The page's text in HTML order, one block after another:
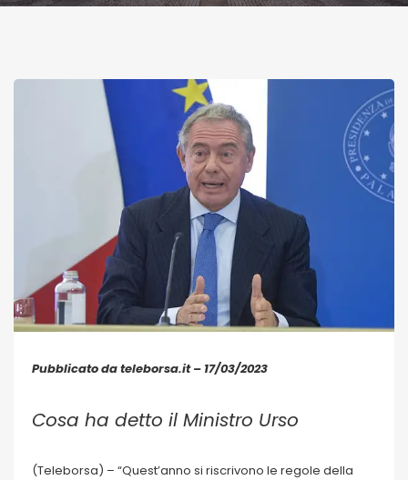
Pubblicato da teleborsa.it – 17/03/2023
Cosa ha detto il Ministro Urso
(Teleborsa) – “Quest’anno si riscrivono le regole della